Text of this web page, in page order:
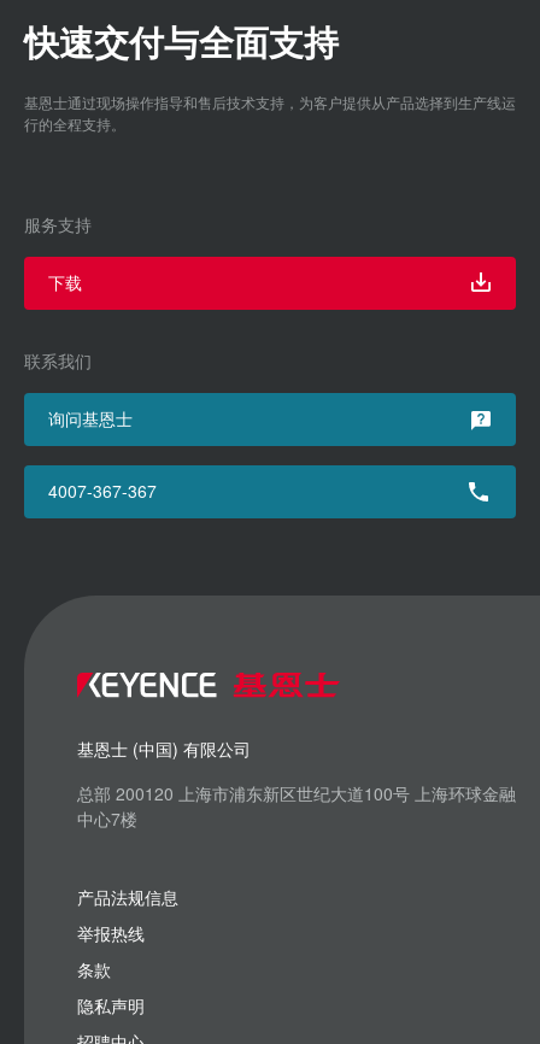
快速交付与全面支持
基恩士通过现场操作指导和售后技术支持，为客户提供从产品选择到生产线运
行的全程支持。
服务支持
下载
联系我们
询问基恩士
4007-367-367
基恩士 (中国) 有限公司
总部 200120 上海市浦东新区世纪大道100号 上海环球金融
中心7楼
产品法规信息
举报热线
条款
隐私声明